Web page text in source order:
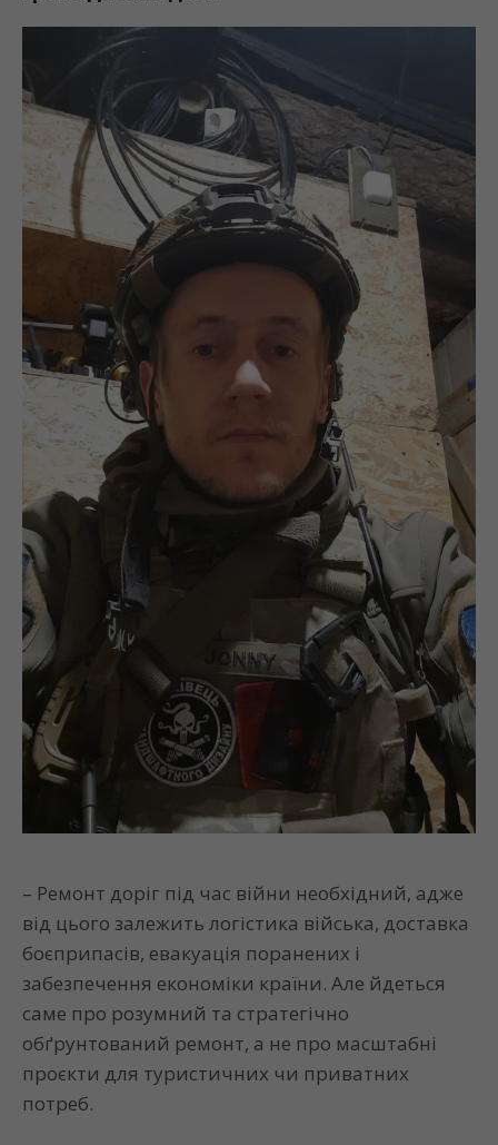
– Ремонт доріг під час війни необхідний, адже
від цього залежить логістика війська, доставка
боєприпасів, евакуація поранених і
забезпечення економіки країни. Але йдеться
саме про розумний та стратегічно
обґрунтований ремонт, а не про масштабні
проєкти для туристичних чи приватних
потреб.